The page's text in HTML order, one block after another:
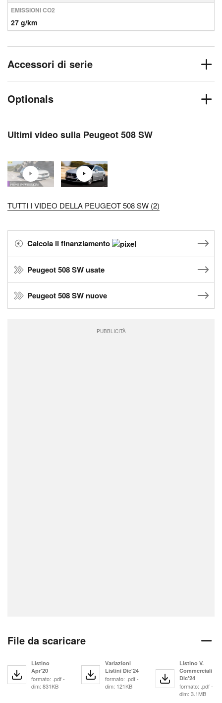
EMISSIONI CO2
27 g/km
Accessori di serie
Optionals
Ultimi video sulla Peugeot 508 SW
TUTTI I VIDEO DELLA PEUGEOT 508 SW (2)
Calcola il finanziamento
Peugeot 508 SW usate
Peugeot 508 SW nuove
PUBBLICITÀ
File da scaricare
Listino
Apr'20
formato: .pdf -
dim: 831KB
Variazioni
Listini Dic'24
formato: .pdf -
dim: 121KB
Listino V.
Commerciali
Dic'24
formato: .pdf -
dim: 3.1MB